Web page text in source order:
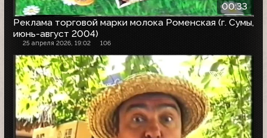
00:33
Реклама торговой марки молока Роменская (г. Сумы,
июнь-август 2004)
25 апреля 2026, 19:02 106